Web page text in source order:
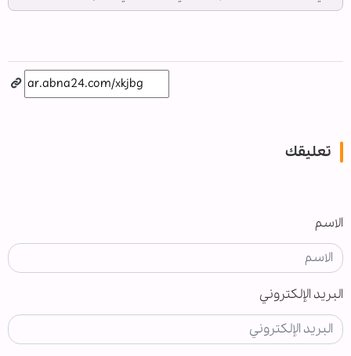
تعليقك
الاسم
البريد الإلكتروني